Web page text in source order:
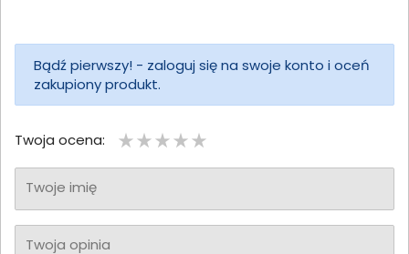
Bądź pierwszy! - zaloguj się na swoje konto i oceń
zakupiony produkt.
Twoja ocena:
Twoje imię
Twoja opinia